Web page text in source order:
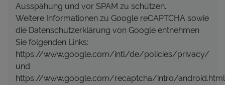
Ausspähung und vor SPAM zu schützen.
Weitere Informationen zu Google reCAPTCHA sowie
die Datenschutzerklärung von Google entnehmen
Sie folgenden Links:
https://www.google.com/intl/de/policies/privacy/
und
https://www.google.com/recaptcha/intro/